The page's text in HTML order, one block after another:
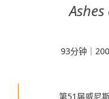
93分钟｜
第51届威尼